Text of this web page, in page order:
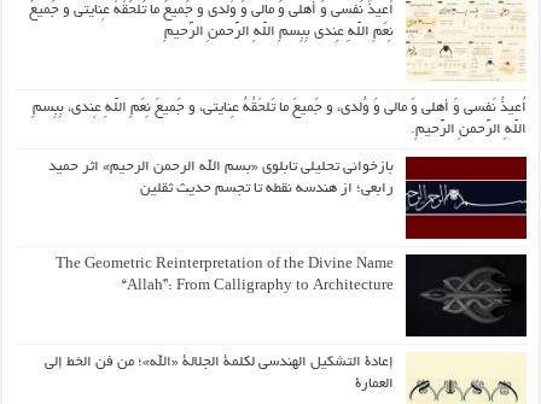
اُعیذُ نَفسی وَ أهلی وَ مالی وَ وُلدی و جَمیعَ ما تَلحَقُهُ عِنایتی و جَمیعَ
نِعَمِ اللّهِ عِندی بِبِسمِ اللّهِ الرَّحمنِ الرَّحیمِ
اُعیذُ نَفسی وَ أهلی وَ مالی وَ وُلدی، و جَمیعَ ما تَلحَقُهُ عِنایتی، و جَمیعَ نِعَمِ اللّهِ عِندی، بِبِسمِ
اللّهِ الرَّحمنِ الرَّحیمِ.
بازخوانی تحلیلی تابلوی «بسم الله الرحمن الرحیم» اثر حمید
رابعی؛ از هندسه نقطه تا تجسم حدیث ثقلین
The Geometric Reinterpretation of the Divine Name
“Allah”: From Calligraphy to Architecture
إعادة التشكيل الهندسي لكلمة الجلالة «الله»؛ من فن الخط إلى
العمارة